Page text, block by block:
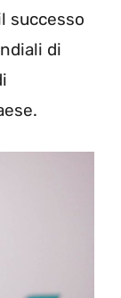
successo
di